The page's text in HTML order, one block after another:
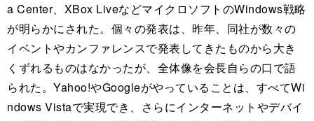
a Center、XBox LiveなどマイクロソフトのWindows戦略
が明らかにされた。個々の発表は、昨年、同社が数々の
イベントやカンファレンスで発表してきたものから大き
くずれるものはなかったが、全体像を会長自らの口で語
られた。Yahoo!やGoogleがやっていることは、すべてWi
ndows Vistaで実現でき、さらにインターネットやデバイ